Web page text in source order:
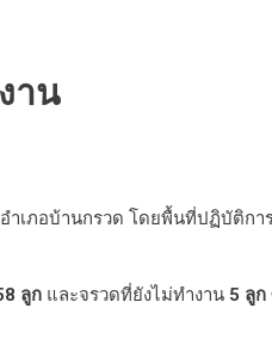
าน
ำเภอบ้านกรวด โดยพื้นที่ปฏิบัติ
ลูก และจรวดที่ยังไม่ทำงาน 5 ลูก